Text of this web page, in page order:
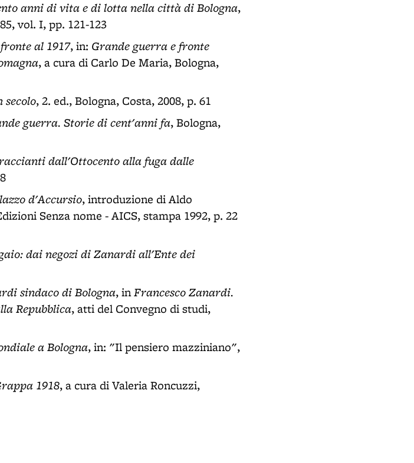
anni di vita e di lotta nella città di Bologna,
vol. I, pp. 121-123
al 1917, in: Grande guerra e fronte
, a cura di Carlo De Maria, Bologna,
secolo, 2. ed., Bologna, Costa, 2008, p. 61
guerra. Storie di cent'anni fa, Bologna,
dall'Ottocento alla fuga dalle
d'Accursio, introduzione di Aldo
Senza nome - AICS, stampa 1992, p. 22
dai negozi di Zanardi all'Ente dei
sindaco di Bologna, inFrancesco Zanardi.
Repubblica, atti del Convegno di studi,
a Bologna, in: "Il pensiero mazziniano",
1918, a cura di Valeria Roncuzzi,